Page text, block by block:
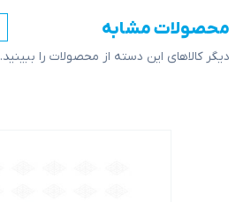
محصولات مشابه
دیگر کالاهای این دسته از محصولات را ببینید.